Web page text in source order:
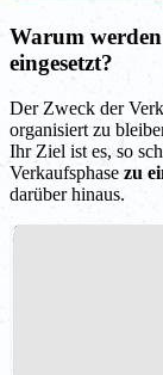
Warum
eingesetzt?
Der Zweck der
organisiert zu
Ihr Ziel ist es, so
Verkaufsphase zu
darüber hinaus.